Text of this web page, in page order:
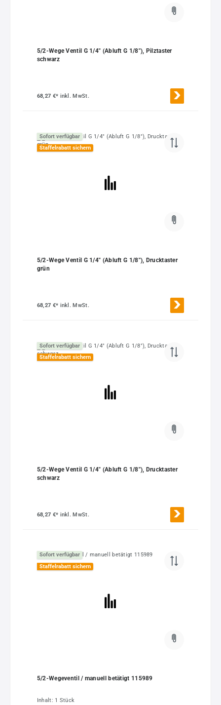
5/2-Wege Ventil G 1/4" (Abluft G 1/8"), Pilztaster
schwarz
68,27 €* inkl. MwSt.
Sofort verfügbar
Staffelrabatt sichern
5/2-Wege Ventil G 1/4" (Abluft G 1/8"), Drucktaster
grün
68,27 €* inkl. MwSt.
Sofort verfügbar
Staffelrabatt sichern
5/2-Wege Ventil G 1/4" (Abluft G 1/8"), Drucktaster
schwarz
68,27 €* inkl. MwSt.
Sofort verfügbar
Staffelrabatt sichern
5/2-Wegeventil / manuell betätigt 115989
Inhalt: 1 Stück